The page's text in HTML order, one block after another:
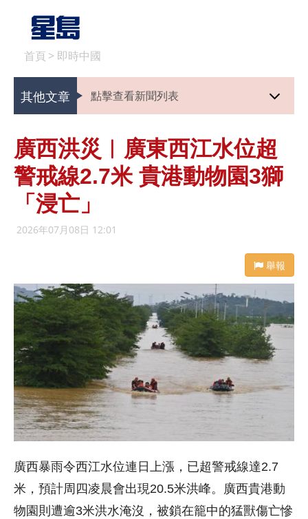
首頁 > 即時中國
其他文章 點擊查看新聞列表
廣西洪災︱廣東西江水位超
警戒線2.7米 貴港動物園3獅
「浸亡」
2026年07月08日 12:01
舉報
廣西暴雨令西江水位連日上漲，已超警戒線達2.7
米，預計周四凌晨會出現20.5米洪峰。廣西貴港動
物園則遭逾3米洪水淹沒，被鎖在籠中的猛獸傷亡慘